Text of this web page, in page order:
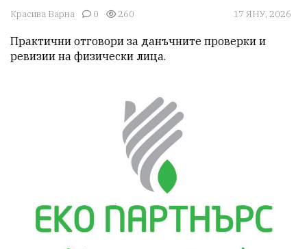
Красива Варна 0 260 17 ЯНУ, 2026
Практични отговори за данъчните проверки и